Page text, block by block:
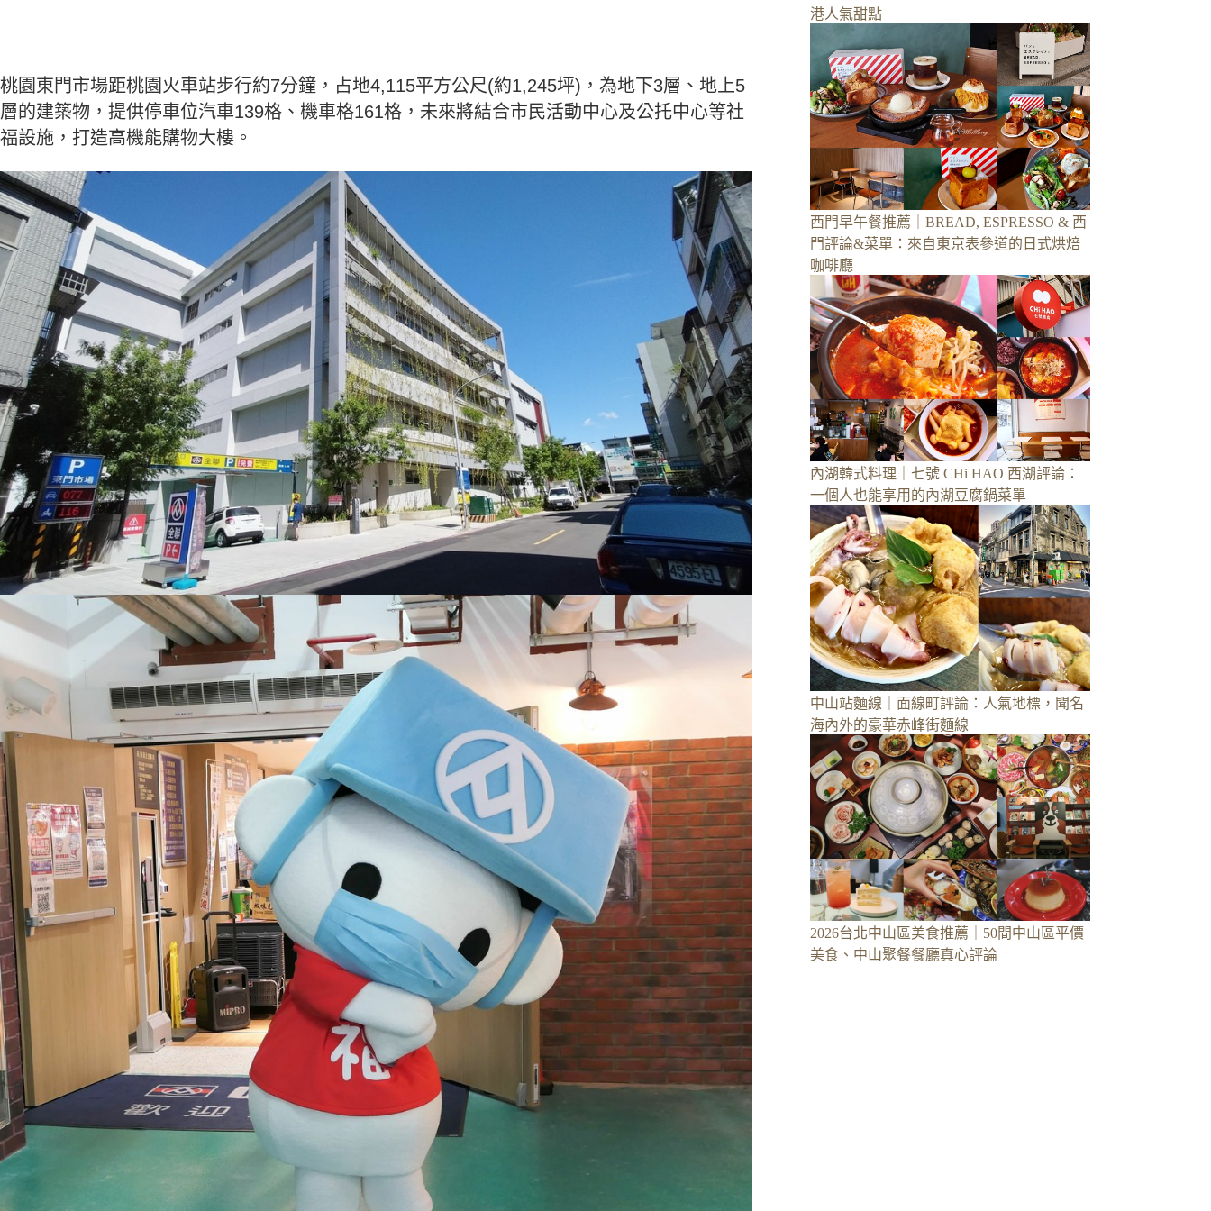
桃園東門市場距桃園火車站步行約7分鐘，占地4,115平方公尺(約1,245坪)，為地下3層、地上5
層的建築物，提供停車位汽車139格、機車格161格，未來將結合市民活動中心及公托中心等社
福設施，打造高機能購物大樓。
港人氣甜點
西門早午餐推薦｜BREAD, ESPRESSO & 西
門評論&菜單：來自東京表參道的日式烘焙
咖啡廳
內湖韓式料理｜七號 CHi HAO 西湖評論：
一個人也能享用的內湖豆腐鍋菜單
中山站麵線｜面線町評論：人氣地標，聞名
海內外的豪華赤峰街麵線
2026台北中山區美食推薦｜50間中山區平價
美食、中山聚餐餐廳真心評論